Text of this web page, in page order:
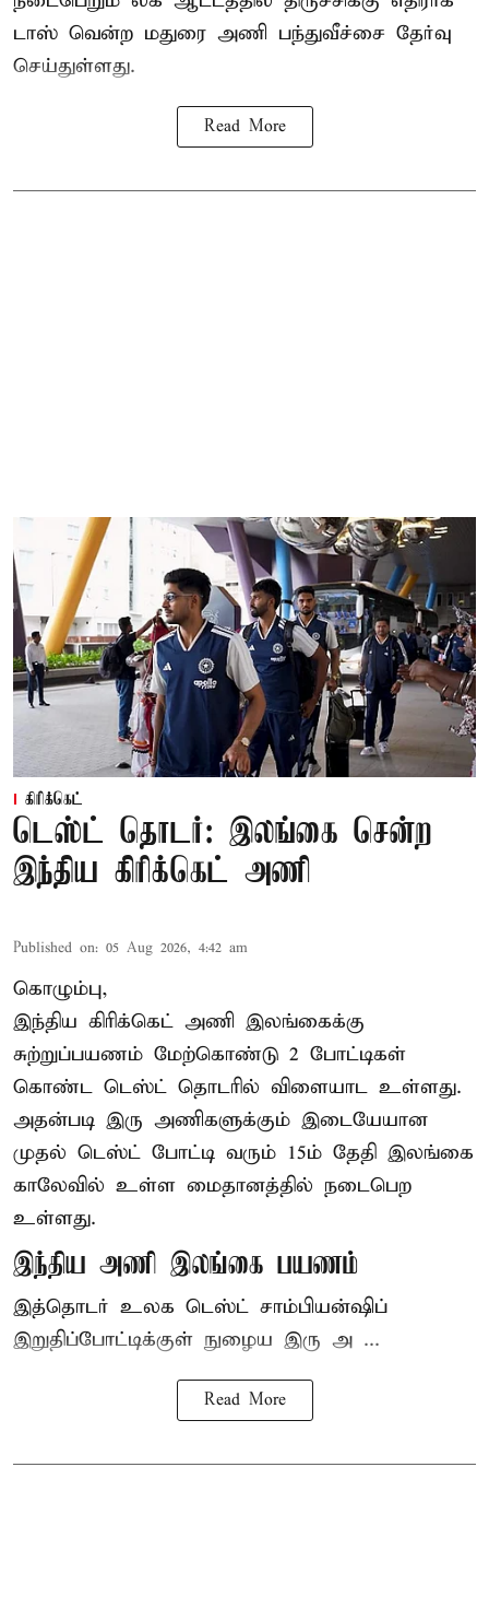
டாஸ் வென்ற மதுரை அணி பந்துவீச்சை தேர்வு
செய்துள்ளது.
Read More
கிரிக்கெட்
டெஸ்ட் தொடர்: இலங்கை சென்ற
இந்திய கிரிக்கெட் அணி
Published on: 05 Aug 2026, 4:42 am
கொழும்பு,
இந்திய கிரிக்கெட் அணி இலங்கைக்கு
சுற்றுப்பயணம் மேற்கொண்டு 2 போட்டிகள்
கொண்ட டெஸ்ட் தொடரில் விளையாட உள்ளது.
அதன்படி இரு அணிகளுக்கும் இடையேயான
முதல் டெஸ்ட் போட்டி வரும் 15ம் தேதி இலங்கை
காலேவில் உள்ள மைதானத்தில் நடைபெற
உள்ளது.
இந்திய அணி இலங்கை பயணம்
இத்தொடர் உலக டெஸ்ட் சாம்பியன்ஷிப்
இறுதிப்போட்டிக்குள் நுழைய இரு அ ...
Read More